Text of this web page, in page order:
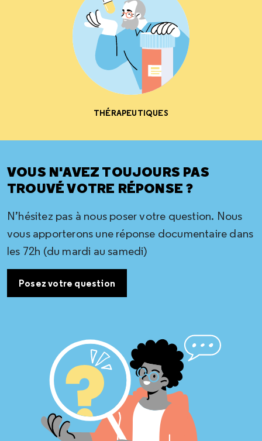
THÉRAPEUTIQUES
VOUS N'AVEZ TOUJOURS PAS
TROUVÉ VOTRE RÉPONSE ?
N’hésitez pas à nous poser votre question. Nous
vous apporterons une réponse documentaire dans
les 72h (du mardi au samedi)
Posez votre question